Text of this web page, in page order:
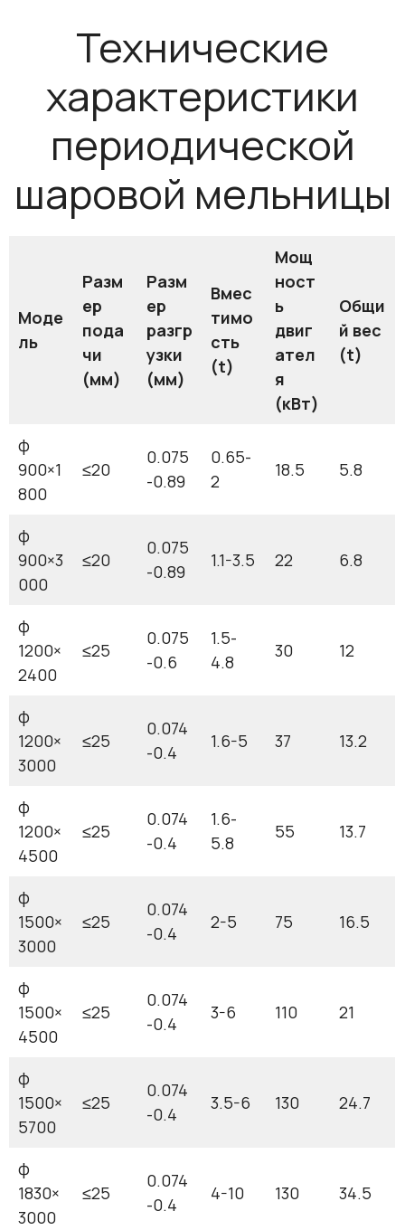
Технические
характеристики
периодической
шаровой мельницы
Моде
ль
Разм
ер
пода
чи
(мм)
Разм
ер
разгр
узки
(мм)
Вмес
тимо
сть
(t)
Мощ
ност
ь
двиг
ател
я
(кВт)
Общи
й вес
(t)
φ
900×1
800
≤20
0.075
-0.89
0.65-
2
18.5 5.8
φ
900×3
000
≤20
0.075
-0.89
1.1-3.5 22 6.8
φ
1200×
2400
≤25
0.075
-0.6
1.5-
4.8
30 12
φ
1200×
3000
≤25
0.074
-0.4
1.6-5 37 13.2
φ
1200×
4500
≤25
0.074
-0.4
1.6-
5.8
55 13.7
φ
1500×
3000
≤25
0.074
-0.4
2-5 75 16.5
φ
1500×
4500
≤25
0.074
-0.4
3-6 110 21
φ
1500×
5700
≤25
0.074
-0.4
3.5-6 130 24.7
φ
1830×
3000
≤25
0.074
-0.4
4-10 130 34.5